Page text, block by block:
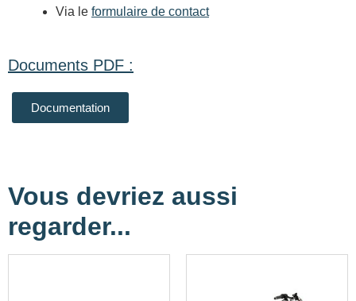
Via le formulaire de contact
Documents PDF :
Documentation
Vous devriez aussi
regarder...